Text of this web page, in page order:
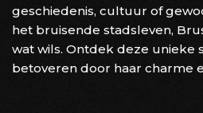
geschiedenis, cultuur of
het bruisende stadsleven,
wat wils. Ontdek deze unieke
betoveren door haar charme